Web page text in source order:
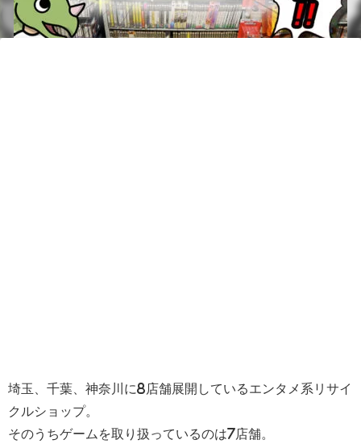
埼玉、千葉、神奈川に8店舗展開しているエンタメ系リサイ
クルショップ。
そのうちゲームを取り扱っているのは7店舗。